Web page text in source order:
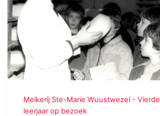
Melkerij Ste-Marie Wuustwezel - Vierde
leerjaar op bezoek